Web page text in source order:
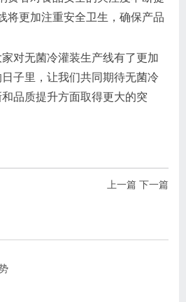
将更加注重安全卫生，确保产品
对无菌冷灌装生产线有了更加
子里，让我们共同期待无菌冷
品质提升方面取得更大的突
上一篇 下一篇